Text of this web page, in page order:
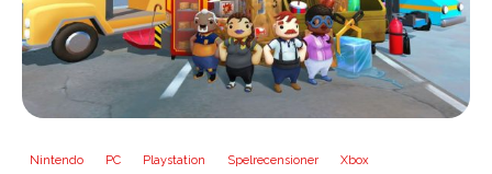
Nintendo PC Playstation Spelrecensioner Xbox